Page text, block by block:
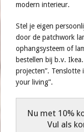
modern interieur.
Stel je eigen
door de patchwork
ophangsysteem of
bestellen bij b.v.
projecten”. Tenslotte
your living”.
Nu met 10%
Vul als